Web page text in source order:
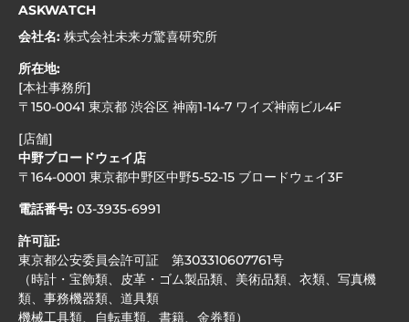
ASKWATCH
会社名: 株式会社未来ガ驚喜研究所
所在地:
[本社事務所]
〒150-0041 東京都 渋谷区 神南1-14-7 ワイズ神南ビル4F
[店舗]
中野ブロードウェイ店
〒164-0001 東京都中野区中野5-52-15 ブロードウェイ3F
電話番号: 03-3935-6991
許可証:
東京都公安委員会許可証 第303310607761号
（時計・宝飾類、皮革・ゴム製品類、美術品類、衣類、写真機
類、事務機器類、道具類
機械工具類、自転車類、書籍、金券類）